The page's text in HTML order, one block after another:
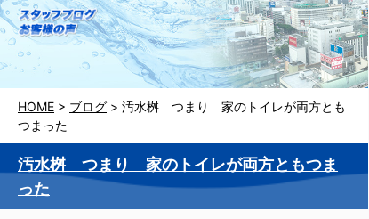
HOME > ブログ > 汚水桝 つまり 家のトイレが両方とも
つまった
汚水桝 つまり 家のトイレが両方ともつま
った